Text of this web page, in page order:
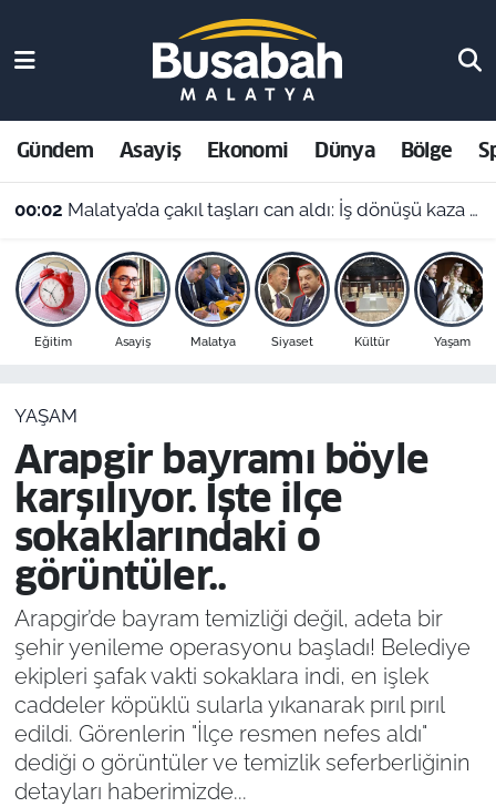
Gündem Asayiş Ekonomi Dünya Bölge
00:02 Malatya’da çakıl taşları can aldı: İş dönüşü kaza yapan motosikletli hayatını kaybetti
Eğitim Asayiş Malatya Siyaset Kültür Yaşam
YAŞAM
Arapgir bayramı böyle
karşılıyor. İşte ilçe
sokaklarındaki o
görüntüler..
Arapgir’de bayram temizliği değil, adeta bir
şehir yenileme operasyonu başladı! Belediye
ekipleri şafak vakti sokaklara indi, en işlek
caddeler köpüklü sularla yıkanarak pırıl pırıl
edildi. Görenlerin "İlçe resmen nefes aldı"
dediği o görüntüler ve temizlik seferberliğinin
detayları haberimizde...
Asayiş
Ekonomi
Dünya
Bölge
Resmi İlanlar
Malatya Nöbetçi Eczaneler
Malatya Hava Durumu
Malatya Namaz Vakitleri
Malatya Trafik Yoğunluk Haritası
Süper Lig Puan Durumu ve Fikstür
Son Dakika Haberleri
Haber Arşivi